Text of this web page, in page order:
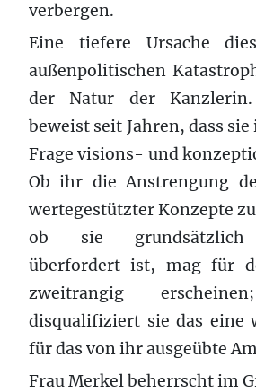
verbergen.
Eine tiefere Ursache
außenpolitischen
der Natur der
beweist seit Jahren, dass
Frage visions- und
Ob ihr die Anstrengung
wertegestützter Konzepte
ob sie grundsätzlich
überfordert ist, mag für
zweitrangig
disqualifiziert sie das eine
für das von ihr ausgeübte
Frau Merkel beherrscht im